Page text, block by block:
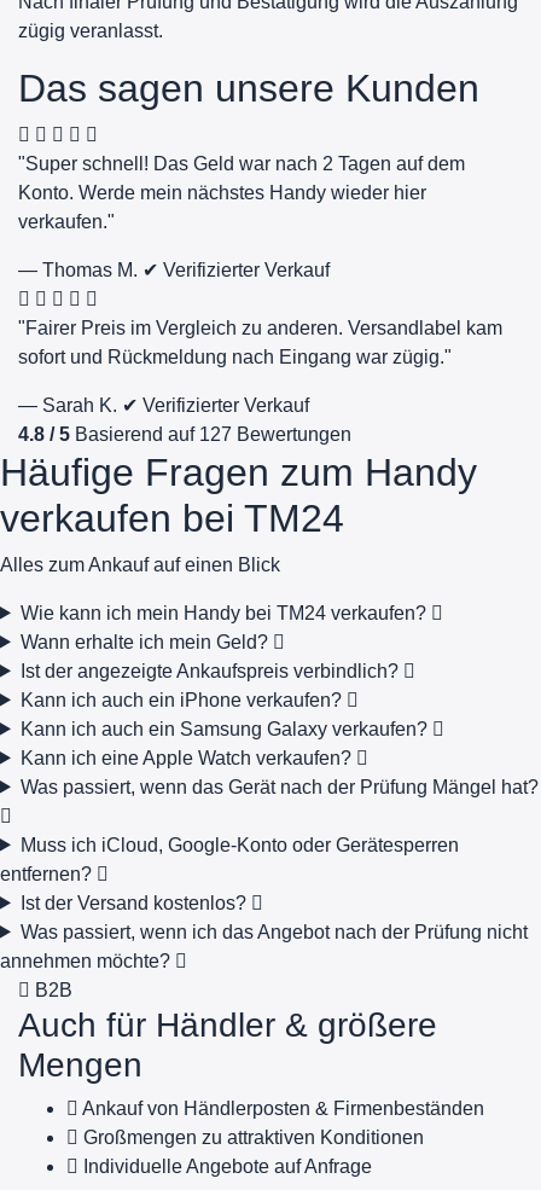
zügig veranlasst.
Das sagen unsere Kunden
"Super schnell! Das Geld war nach 2 Tagen auf dem
Konto. Werde mein nächstes Handy wieder hier
verkaufen."
— Thomas M. ✔ Verifizierter Verkauf
"Fairer Preis im Vergleich zu anderen. Versandlabel kam
sofort und Rückmeldung nach Eingang war zügig."
— Sarah K. ✔ Verifizierter Verkauf
4.8 / 5 Basierend auf 127 Bewertungen
Häufige Fragen zum Handy
verkaufen bei TM24
Alles zum Ankauf auf einen Blick
Wie kann ich mein Handy bei TM24 verkaufen?
Wann erhalte ich mein Geld?
Ist der angezeigte Ankaufspreis verbindlich?
Kann ich auch ein iPhone verkaufen?
Kann ich auch ein Samsung Galaxy verkaufen?
Kann ich eine Apple Watch verkaufen?
Was passiert, wenn das Gerät nach der Prüfung Mängel hat?
Muss ich iCloud, Google-Konto oder Gerätesperren
entfernen?
Ist der Versand kostenlos?
Was passiert, wenn ich das Angebot nach der Prüfung nicht
annehmen möchte?
B2B
Auch für Händler & größere
Mengen
Ankauf von Händlerposten & Firmenbeständen
Großmengen zu attraktiven Konditionen
Individuelle Angebote auf Anfrage